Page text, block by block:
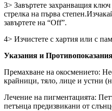
3> Завъртете захранващия
стрелка на първа
завъртете на “Off”.
4> Изчистете с хартия или с
Указания и
Премахване на окосмението:
крайници, тяло, лице и устни
Лечение на пигментацията:
петънца предизвикани от